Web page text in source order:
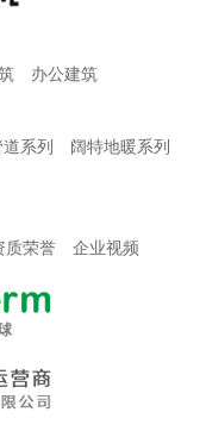
质荣誉 企业视频
系列
阔特地暖系列
办公建筑